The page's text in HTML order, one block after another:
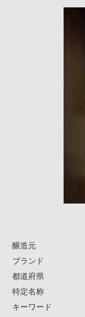
醸造元
ブランド
都道府県
特定名称
キーワード